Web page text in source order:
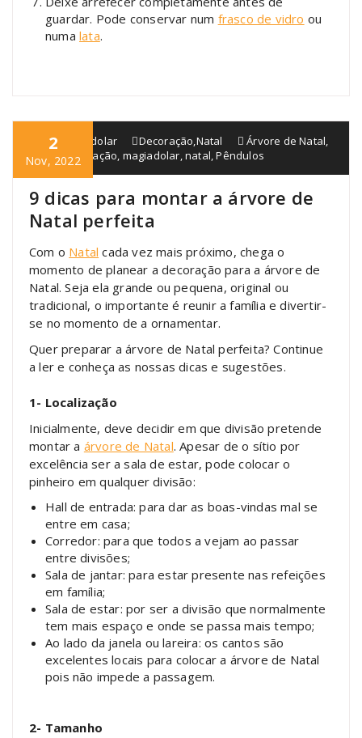
guardar. Pode conservar num frasco de vidro ou
numa lata.
2
Nov, 2022
blogmagiadolar Decoração Natal Árvore de Natal
Bolas,Decoração magiadolar ,natal ,Pêndulos
9 dicas para montar a árvore de
Natal perfeita
Com o Natal cada vez mais próximo, chega o
momento de planear a decoração para a árvore de
Natal. Seja ela grande ou pequena, original ou
tradicional, o importante é reunir a família e divertir-
se no momento de a ornamentar.
Quer preparar a árvore de Natal perfeita? Continue
a ler e conheça as nossas dicas e sugestões.
1- Localização
Inicialmente, deve decidir em que divisão pretende
montar a árvore de Natal. Apesar de o sítio por
excelência ser a sala de estar, pode colocar o
pinheiro em qualquer divisão:
Hall de entrada: para dar as boas-vindas mal se
entre em casa;
Corredor: para que todos a vejam ao passar
entre divisões;
Sala de jantar: para estar presente nas refeições
em família;
Sala de estar: por ser a divisão que normalmente
tem mais espaço e onde se passa mais tempo;
Ao lado da janela ou lareira: os cantos são
excelentes locais para colocar a árvore de Natal
pois não impede a passagem.
2- Tamanho